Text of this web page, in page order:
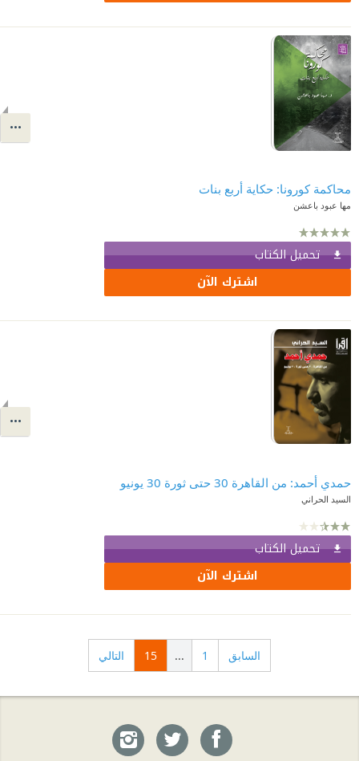
محاكمة كورونا: حكاية أربع بنات
مها عبود باعشن
تحميل الكتاب
اشترك الآن
حمدي أحمد: من القاهرة 30 حتى ثورة 30 يونيو
السيد الحراني
تحميل الكتاب
اشترك الآن
السابق 1
...
15 التالي